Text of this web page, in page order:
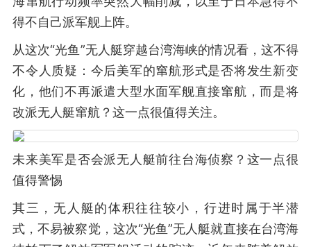
得不自己派军舰上阵。
从这次“光鱼”无人艇穿越台湾海峡的情况看，这不得
不令人质疑：今后美军的窜航形式是否将发生新变
化，他们不再派遣大型水面军舰直接窜航，而是将
改派无人艇窜航？这一点很值得关注。
未来美军是否会派无人艇前往台海侦察？这一点很
值得警惕
其三，无人艇的体积往往较小，行进时属于半潜
式，不易被察觉，这次“光鱼”无人艇就直接在台湾海